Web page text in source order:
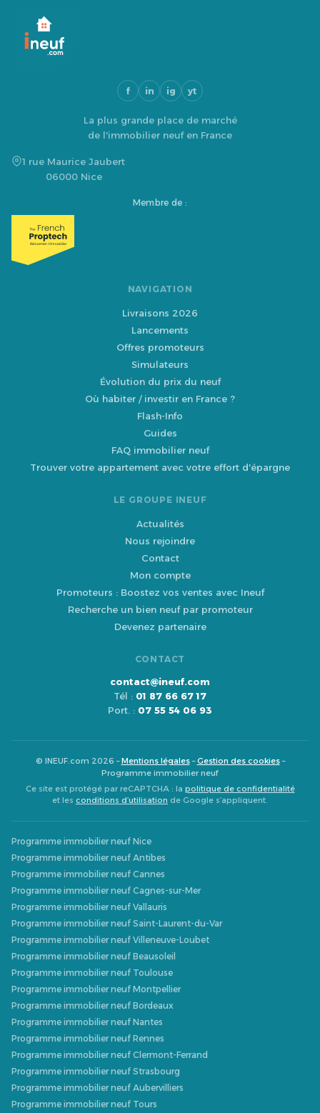
f in ig yt
La plus grande place de marché
de l'immobilier neuf en France
1 rue Maurice Jaubert
06000 Nice
Membre de :
NAVIGATION
Livraisons 2026
Lancements
Offres promoteurs
Simulateurs
Évolution du prix du neuf
Où habiter / investir en France ?
Flash-Info
Guides
FAQ immobilier neuf
Trouver votre appartement avec votre effort d'épargne
LE GROUPE INEUF
Actualités
Nous rejoindre
Contact
Mon compte
Promoteurs : Boostez vos ventes avec Ineuf
Recherche un bien neuf par promoteur
Devenez partenaire
CONTACT
contact@ineuf.com
Tél : 01 87 66 67 17
Port. : 07 55 54 06 93
© INEUF.com 2026 –Mentions légales–Gestion des cookies–
Programme immobilier neuf
Ce site est protégé par reCAPTCHA : la politique de confidentialité
et les conditions d’utilisation de Google s’appliquent.
Programme immobilier neuf Nice
Programme immobilier neuf Antibes
Programme immobilier neuf Cannes
Programme immobilier neuf Cagnes-sur-Mer
Programme immobilier neuf Vallauris
Programme immobilier neuf Saint-Laurent-du-Var
Programme immobilier neuf Villeneuve-Loubet
Programme immobilier neuf Beausoleil
Programme immobilier neuf Toulouse
Programme immobilier neuf Montpellier
Programme immobilier neuf Bordeaux
Programme immobilier neuf Nantes
Programme immobilier neuf Rennes
Programme immobilier neuf Clermont-Ferrand
Programme immobilier neuf Strasbourg
Programme immobilier neuf Aubervilliers
Programme immobilier neuf Tours